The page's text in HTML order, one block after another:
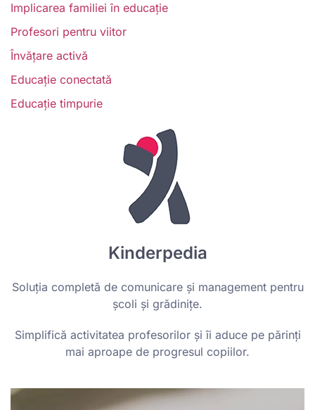
Implicarea familiei în educație
Profesori pentru viitor
Învățare activă
Educație conectată
Educație timpurie
Kinderpedia
Soluția completă de comunicare și management pentru
școli și grădinițe.
Simplifică activitatea profesorilor și îi aduce pe părinți
mai aproape de progresul copiilor.